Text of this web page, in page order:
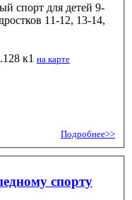
спорт для детей 9-
11-12, 13-14,
к1 на карте
Подробнее>>
спорту